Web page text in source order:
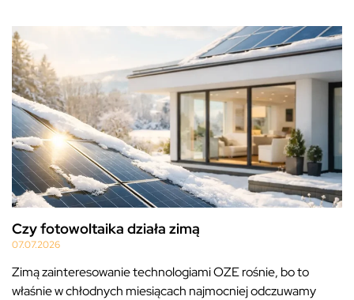
Czy fotowoltaika działa zimą
07.07.2026
Zimą zainteresowanie technologiami OZE rośnie, bo to
właśnie w chłodnych miesiącach najmocniej odczuwamy